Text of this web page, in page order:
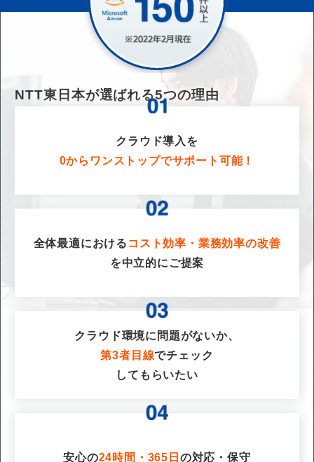
NTT東日本が選ばれる5つの理由
クラウド導入を
0からワンストップでサポート可能！
全体最適における コスト効率・業務効率の改善
を中立的にご提案
クラウド環境に問題がないか、
第3者目線でチェック
してもらいたい
安心の24時間・365日 の対応・保守